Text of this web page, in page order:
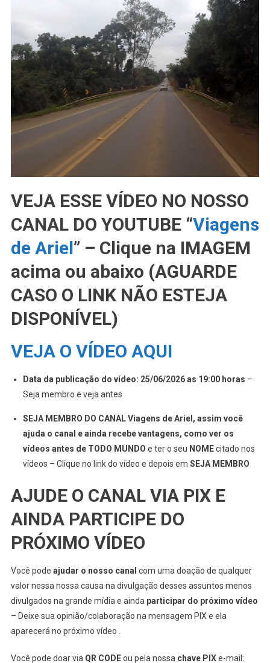
VEJA ESSE VÍDEO NO NOSSO
CANAL DO YOUTUBE “Viagens
de Ariel” – Clique na IMAGEM
acima ou abaixo (AGUARDE
CASO O LINK NÃO ESTEJA
DISPONÍVEL)
VEJA O VÍDEO AQUI
Data da publicação do vídeo: 25/06/2026 as 19:00 horas –
Seja membro e veja antes
SEJA MEMBRO DO CANAL Viagens de Ariel, assim você
ajuda o canal e ainda recebe vantagens, como ver os
vídeos antes de TODO MUNDO e ter o seu NOMEcitado nos
vídeos – Clique no link do vídeo e depois em SEJA MEMBRO
AJUDE O CANAL VIA PIX E
AINDA PARTICIPE DO
PRÓXIMO VÍDEO
Você pode ajudar o nosso canal com uma doação de qualquer
valor nessa nossa causa na divulgação desses assuntos menos
divulgados na grande mídia e ainda participar do próximo vídeo
– Deixe sua opinião/colaboração na mensagem PIX e ela
aparecerá no próximo vídeo .
Você pode doar via QR CODEou pela nossa chave PIXe-mail: